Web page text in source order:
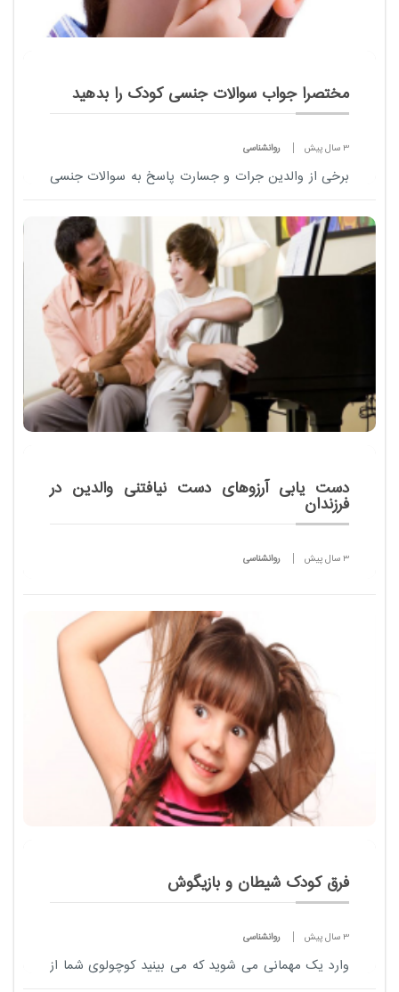
مختصرا جواب سوالات جنسی کودک را بدهید
3 سال پیش روانشناسی
برخی از والدین جرات و جسارت پاسخ به سوالات جنسی
به این سوالات از موقعیت و جایگاه والد بودنشان می
کاهد و چشم و گوش بچه ها را باز و آنها ...
دست یابی آرزوهای دست نیافتنی والدین در
فرزندان
3 سال پیش روانشناسی
است. بسیاری از آنها در گذشته خود علاقه مند بودند که
روپوش پزشکی یا کلاه مهندسی را بر سر بگذارند اما اکنون
در شغلی دیگر فعالیتی کنند. و حال...
فرق کودک شیطان و بازیگوش
3 سال پیش روانشناسی
وارد یک مهمانی می شوید که می بینید کوچولوی شما از